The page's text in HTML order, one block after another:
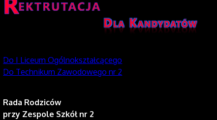
Do I Liceum Ogólnokształcącego
Do Technikum Zawodowego nr 2
Rada Rodziców
przy Zespole Szkół nr 2